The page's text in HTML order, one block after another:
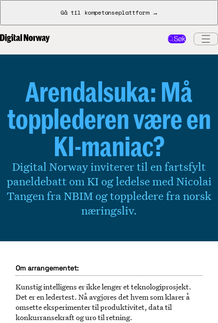
Gå til kompetanseplattform →
Søk
Arendalsuka: Må
topplederen være en
KI-maniac?
Digital Norway inviterer til en fartsfylt
paneldebatt om KI og ledelse med Nicolai
Tangen fra NBIM og toppledere fra norsk
næringsliv.
Om arrangementet:
Kunstig intelligens er ikke lenger et teknologiprosjekt.
Det er en ledertest. Nå avgjøres det hvem som klarer å
omsette eksperimenter til produktivitet, data til
konkurransekraft og uro til retning.